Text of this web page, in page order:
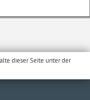
dieser Seite unter der